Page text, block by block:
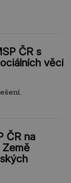
ČR s
věcí
ČR na
Země